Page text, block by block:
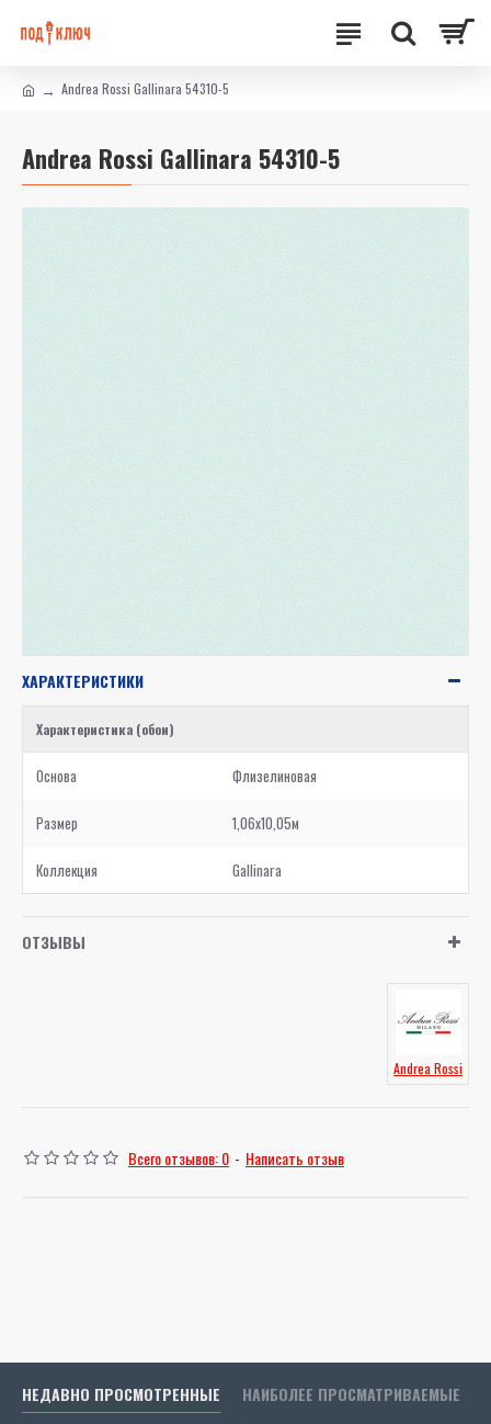
Andrea Rossi Gallinara 54310-5
Andrea Rossi Gallinara 54310-5
ХАРАКТЕРИСТИКИ
Характеристика (обои)
Основа Флизелиновая
Размер 1,06x10,05м
Коллекция Gallinara
ОТЗЫВЫ
Andrea Rossi
Всего отзывов: 0 - Написать отзыв
НЕДАВНО ПРОСМОТРЕННЫЕ НАИБОЛЕЕ ПРОСМАТРИВАЕМЫЕ